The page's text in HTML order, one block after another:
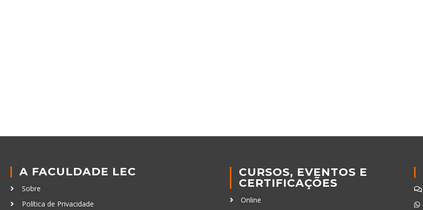
A FACULDADE LEC
Sobre
Política de Privacidade
CURSOS, EVENTOS E
CERTIFICAÇÕES
Online